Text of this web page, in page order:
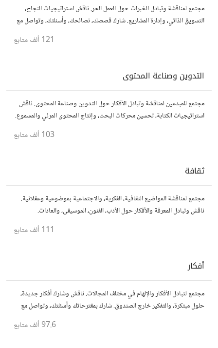
مجتمع لمناقشة وتبادل الخبرات حول العمل الحر. ناقش استراتيجيات النجاح،
التسويق الذاتي، وإدارة المشاريع. شارك قصصك، نصائحك، وأسئلتك، وتواصل مع
121 ألف متابع
التدوين وصناعة المحتوى
مجتمع للمبدعين لمناقشة وتبادل الأفكار حول التدوين وصناعة المحتوى. ناقش
استراتيجيات الكتابة، تحسين محركات البحث، وإنتاج المحتوى المرئي والمسموع.
103 ألف متابع
ثقافة
مجتمع لمناقشة المواضيع الثقافية، الفكرية، والاجتماعية بموضوعية وعقلانية.
ناقش وتبادل المعرفة والأفكار حول الأدب، الفنون، الموسيقى، والعادات.
111 ألف متابع
أفكار
مجتمع لتبادل الأفكار والإلهام في مختلف المجالات. ناقش وشارك أفكار جديدة،
حلول مبتكرة، والتفكير خارج الصندوق. شارك بمقترحاتك وأسئلتك، وتواصل مع
97.6 ألف متابع